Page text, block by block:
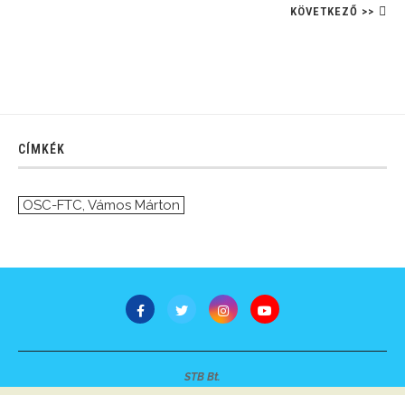
KÖVETKEZŐ >>
CÍMKÉK
OSC-FTC, Vámos Márton
STB Bt.